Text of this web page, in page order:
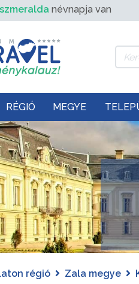
névnapja van
RÉGIÓ MEGYE
régió Zala megye